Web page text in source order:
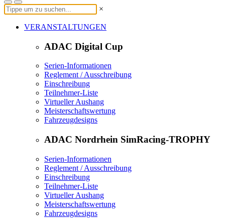
×
VERANSTALTUNGEN
ADAC Digital Cup
Serien-Informationen
Reglement / Ausschreibung
Einschreibung
Teilnehmer-Liste
Virtueller Aushang
Meisterschaftswertung
Fahrzeugdesigns
ADAC Nordrhein SimRacing-TROPHY
Serien-Informationen
Reglement / Ausschreibung
Einschreibung
Teilnehmer-Liste
Virtueller Aushang
Meisterschaftswertung
Fahrzeugdesigns